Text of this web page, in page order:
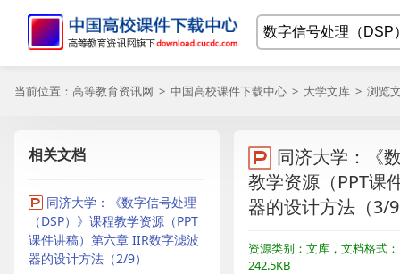
当前位置： 高等教育资讯网 > 中国高校课件下载中心 > 大学文库 > 浏览
相关文档
同济大学：《数字信号处理
（DSP）》课程教学资源（PPT
课件讲稿）第六章 IIR数字滤波
器的设计方法（2/9）
同济大学：《
教学资源（PPT课
器的设计方法（3/
资源类别：文库，文档格式
242.5KB